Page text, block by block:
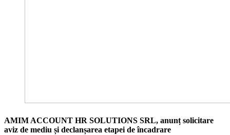
AMIM ACCOUNT HR SOLUTIONS SRL, anunț solicitare
aviz de mediu și declanșarea etapei de încadrare